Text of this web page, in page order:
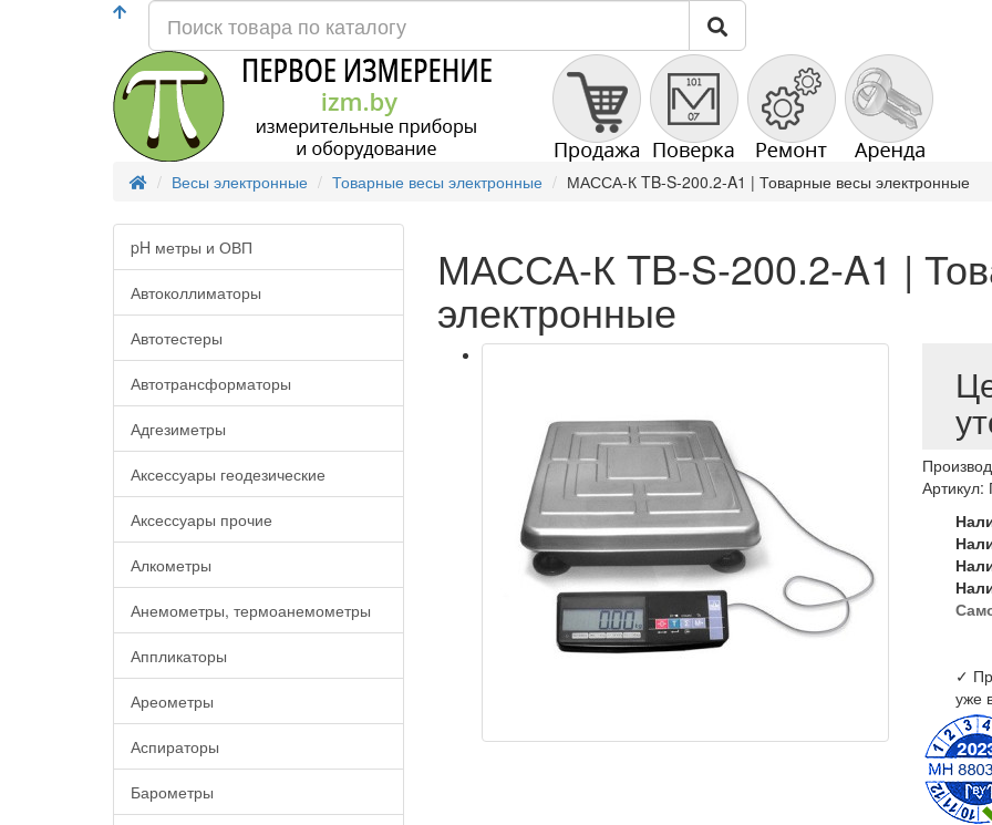
Весы электронные Товарные весы электронные МАССА-К TB-S-200.2-A1 | Товарные весы электронные
pH метры и ОВП
Автоколлиматоры
Автотестеры
Автотрансформаторы
Адгезиметры
Аксессуары геодезические
Аксессуары прочие
Алкометры
Анемометры, термоанемометры
Аппликаторы
Ареометры
Аспираторы
Барометры
МАССА-К TB-S-200.2-A1 |
электронные
✓
уже